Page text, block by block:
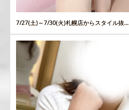
7/27(土)～7/30(火)札幌店からスタイル抜...